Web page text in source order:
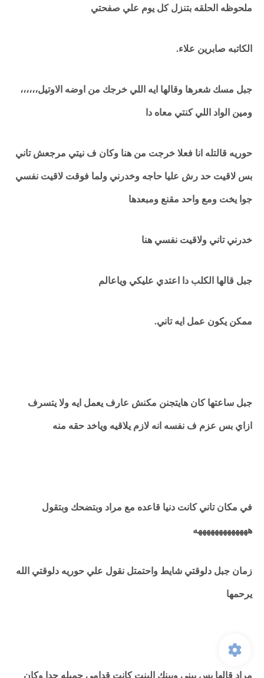
ملحوظه الحلقه بتنزل كل يوم علي صفحتي
الكاتبه صابرين علاء.
جبل مسك شعرها وقالها ايه اللي خرجك من اوضه الاوتيل،،،،،،
ومين الواد اللي كنتي معاه دا
حوريه قالتله انا فعلا خرجت من هنا وكان ف نيتي مرجعش تاني
بس لاقيت حد رش عليا حاجه وخدرني ولما فوقت لاقيت نفسي
جوا يخت ومع واحد مقنع ومبعدها
خدرني تاني ولاقيت نفسي هنا
جبل قالها الكلب دا اعتدي عليكي وياعالم
ممكن يكون عمل ايه تاني.
جبل ساعتها كان هايتجنن مكنش عارف يعمل ايه ولا يتسرف
ازاي بس عزم ف نفسه انه لازم يلاقيه وياخد حقه منه
في مكان تاني كانت دنيا قاعده مع مراد وبتضحك وبتقول
هههههههههههههه
زمان جبل دلوقتي شايط واحتمتل نقول علي حوريه دلوقتي الله
يرحمها
مراد قالها بس بيني وبينك البنت كانت قدامي جميله جدا وكان